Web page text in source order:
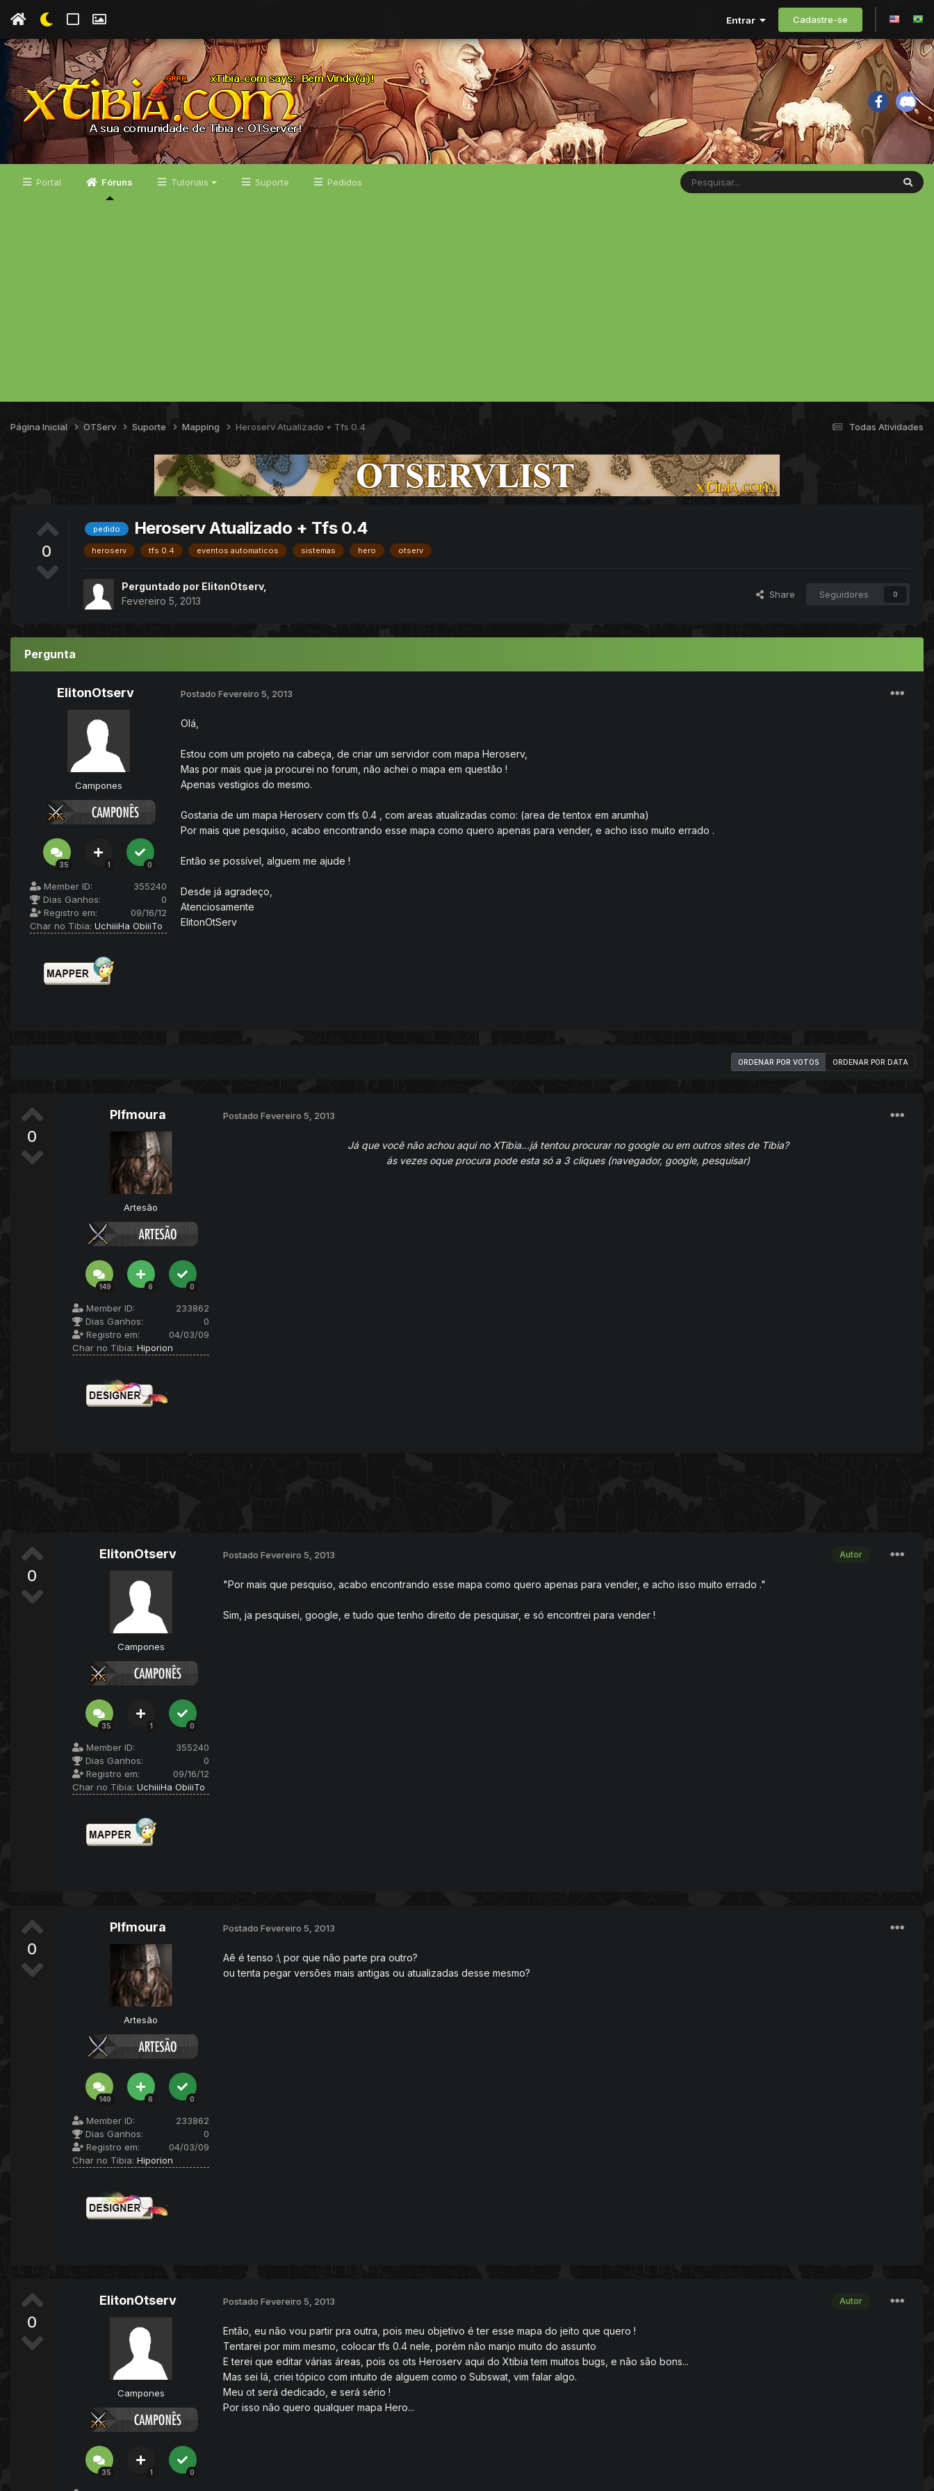
Entrar Cadastre-se
Portal Fóruns Tutoriais Suporte Pedidos
Todas Atividades
Página Inicial OTServ Suporte Mapping Heroserv Atualizado + Tfs 0.4
0
pedido Heroserv Atualizado + Tfs 0.4
heroserv tfs 0.4 eventos automaticos sistemas hero otserv
Perguntado por ElitonOtserv,
Fevereiro 5, 2013
Share Seguidores 0
Pergunta
ElitonOtserv
Campones
35 1 0
Member ID:
355240
Dias Ganhos:
0
Registro em:
09/16/12
Char no Tibia: UchiiiHa ObiiiTo
Postado Fevereiro 5, 2013
Olá,
Estou com um projeto na cabeça, de criar um servidor com mapa Heroserv,
Mas por mais que ja procurei no forum, não achei o mapa em questão !
Apenas vestigios do mesmo.
Gostaria de um mapa Heroserv com tfs 0.4 , com areas atualizadas como: (area de tentox em arumha)
Por mais que pesquiso, acabo encontrando esse mapa como quero apenas para vender, e acho isso muito errado .
Então se possível, alguem me ajude !
Desde já agradeço,
Atenciosamente
ElitonOtServ
ORDENAR POR VOTOS ORDENAR POR DATA
0
Plfmoura
Artesão
149 6 0
Member ID:
233862
Dias Ganhos:
0
Registro em:
04/03/09
Char no Tibia: Hiporion
Postado Fevereiro 5, 2013
Já que você não achou aqui no XTibia...já tentou procurar no google ou em outros sites de Tibia?
ás vezes oque procura pode esta só a 3 cliques (navegador, google, pesquisar)
0
ElitonOtserv
Campones
35 1 0
Member ID:
355240
Dias Ganhos:
0
Registro em:
09/16/12
Char no Tibia: UchiiiHa ObiiiTo
Autor
Postado Fevereiro 5, 2013
"Por mais que pesquiso, acabo encontrando esse mapa como quero apenas para vender, e acho isso muito errado ."
Sim, ja pesquisei, google, e tudo que tenho direito de pesquisar, e só encontrei para vender !
0
Plfmoura
Artesão
149 6 0
Member ID:
233862
Dias Ganhos:
0
Registro em:
04/03/09
Char no Tibia: Hiporion
Postado Fevereiro 5, 2013
Aê é tenso :\ por que não parte pra outro?
ou tenta pegar versões mais antigas ou atualizadas desse mesmo?
0
ElitonOtserv
Campones
35 1 0
Autor
Postado Fevereiro 5, 2013
Então, eu não vou partir pra outra, pois meu objetivo é ter esse mapa do jeito que quero !
Tentarei por mim mesmo, colocar tfs 0.4 nele, porém não manjo muito do assunto
E terei que editar várias áreas, pois os ots Heroserv aqui do Xtibia tem muitos bugs, e não são bons...
Mas sei lá, criei tópico com intuito de alguem como o Subswat, vim falar algo.
Meu ot será dedicado, e será sério !
Por isso não quero qualquer mapa Hero...